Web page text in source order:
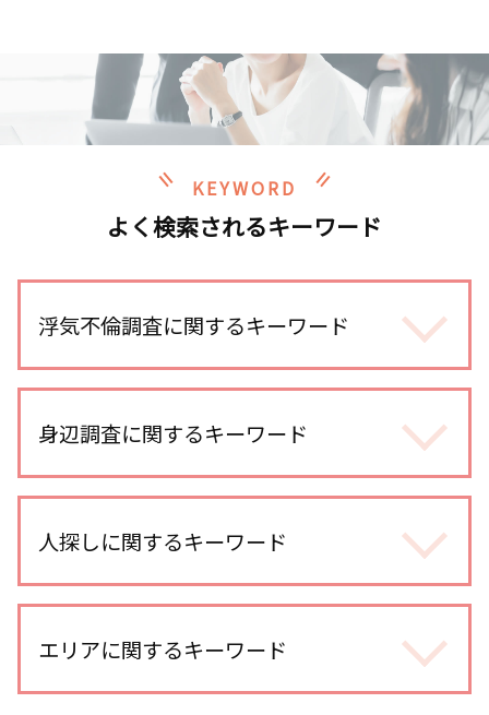
KEYWORD
よく検索されるキーワード
浮気不倫調査に関するキーワード
不倫 慰謝料 相場
不倫調査 探偵 費用相場
尾行 犯罪
浮気調査 探偵 期間
不倫調査 訴える
不倫調査 不倫相手
身辺調査に関するキーワード
身辺調査 期間 結婚
身辺調査 価格
婚前調査 内容
身辺調査 家族
人探しに関するキーワード
人探し 写真だけ
復縁工作
出会い工作
エリアに関するキーワード